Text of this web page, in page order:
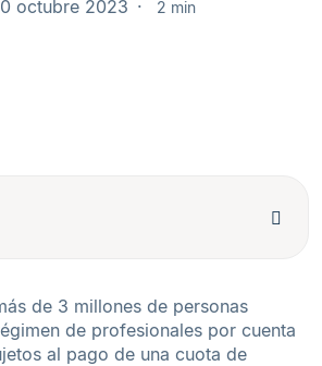
octubre 2023
2 min
de 3 millones de personas
de profesionales por cuenta
al pago de una cuota de